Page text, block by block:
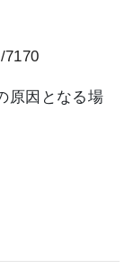
原因となる場